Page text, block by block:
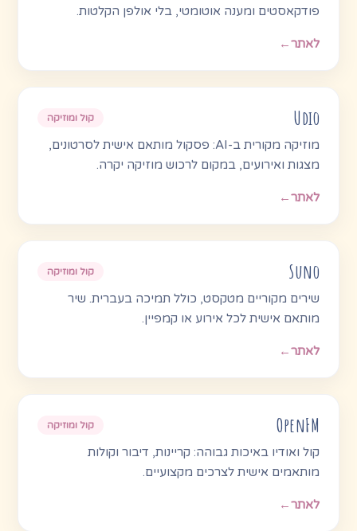
פודקאסטים ומענה אוטומטי, בלי אולפן הקלטות.
לאתר←
Udio קול ומוזיקה
מוזיקה מקורית ב-AI: פסקול מותאם אישית לסרטונים,
מצגות ואירועים, במקום לרכוש מוזיקה יקרה.
לאתר←
Suno קול ומוזיקה
שירים מקוריים מטקסט, כולל תמיכה בעברית. שיר
מותאם אישית לכל אירוע או קמפיין.
לאתר←
OpenFM קול ומוזיקה
קול ואודיו באיכות גבוהה: קריינות, דיבור וקולות
מותאמים אישית לצרכים מקצועיים.
לאתר←